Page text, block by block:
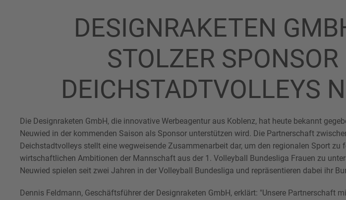
DESIGNRAKETEN
STOLZER SPONSOR
DEICHSTADTVOLLEYS
Die Designraketen GmbH, die innovative Werbeagentur aus Koblenz, hat heute bekannt
Neuwied in der kommenden Saison als Sponsor unterstützen wird. Die Partnerschaft
Deichstadtvolleys stellt eine wegweisende Zusammenarbeit dar, um den regionalen Sport zu
wirtschaftlichen Ambitionen der Mannschaft aus der 1. Volleyball Bundesliga Frauen zu
Neuwied spielen seit zwei Jahren in der Volleyball Bundesliga und repräsentieren dabei ihr
Dennis Feldmann, Geschäftsführer der Designraketen GmbH, erklärt: "Unsere Partnerschaft